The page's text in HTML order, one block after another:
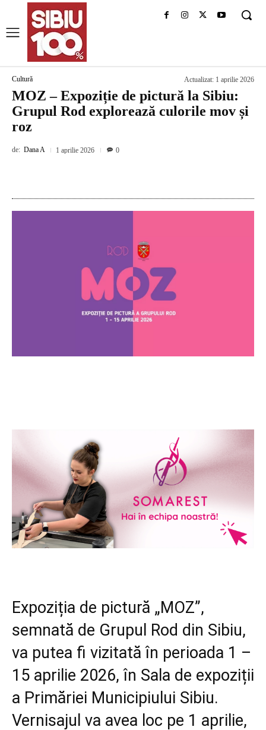
Cultură Actualizat: 1 aprilie 2026
MOZ – Expoziție de pictură la Sibiu:
Grupul Rod explorează culorile mov și
roz
de: Dana A 1 aprilie 2026 0
Expoziția de pictură „MOZ”,
semnată de Grupul Rod din Sibiu,
va putea fi vizitată în perioada 1 –
15 aprilie 2026, în Sala de expoziții
a Primăriei Municipiului Sibiu.
Vernisajul va avea loc pe 1 aprilie,